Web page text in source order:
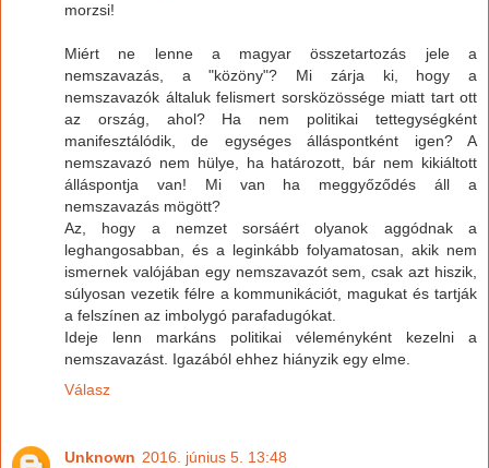
morzsi!
Miért ne lenne a magyar összetartozás jele a
nemszavazás, a "közöny"? Mi zárja ki, hogy a
nemszavazók általuk felismert sorsközössége miatt tart ott
az ország, ahol? Ha nem politikai tettegységként
manifesztálódik, de egységes álláspontként igen? A
nemszavazó nem hülye, ha határozott, bár nem kikiáltott
álláspontja van! Mi van ha meggyőződés áll a
nemszavazás mögött?
Az, hogy a nemzet sorsáért olyanok aggódnak a
leghangosabban, és a leginkább folyamatosan, akik nem
ismernek valójában egy nemszavazót sem, csak azt hiszik,
súlyosan vezetik félre a kommunikációt, magukat és tartják
a felszínen az imbolygó parafadugókat.
Ideje lenn markáns politikai véleményként kezelni a
nemszavazást. Igazából ehhez hiányzik egy elme.
Válasz
Unknown 2016. június 5. 13:48